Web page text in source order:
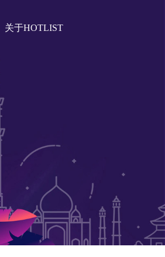
关于HOTLIST